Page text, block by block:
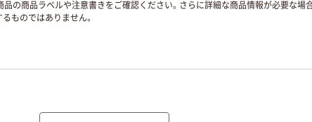
商品ラベルや注意書きをご確認ください。さらに詳細な商品情報が必要な場
るものではありません。